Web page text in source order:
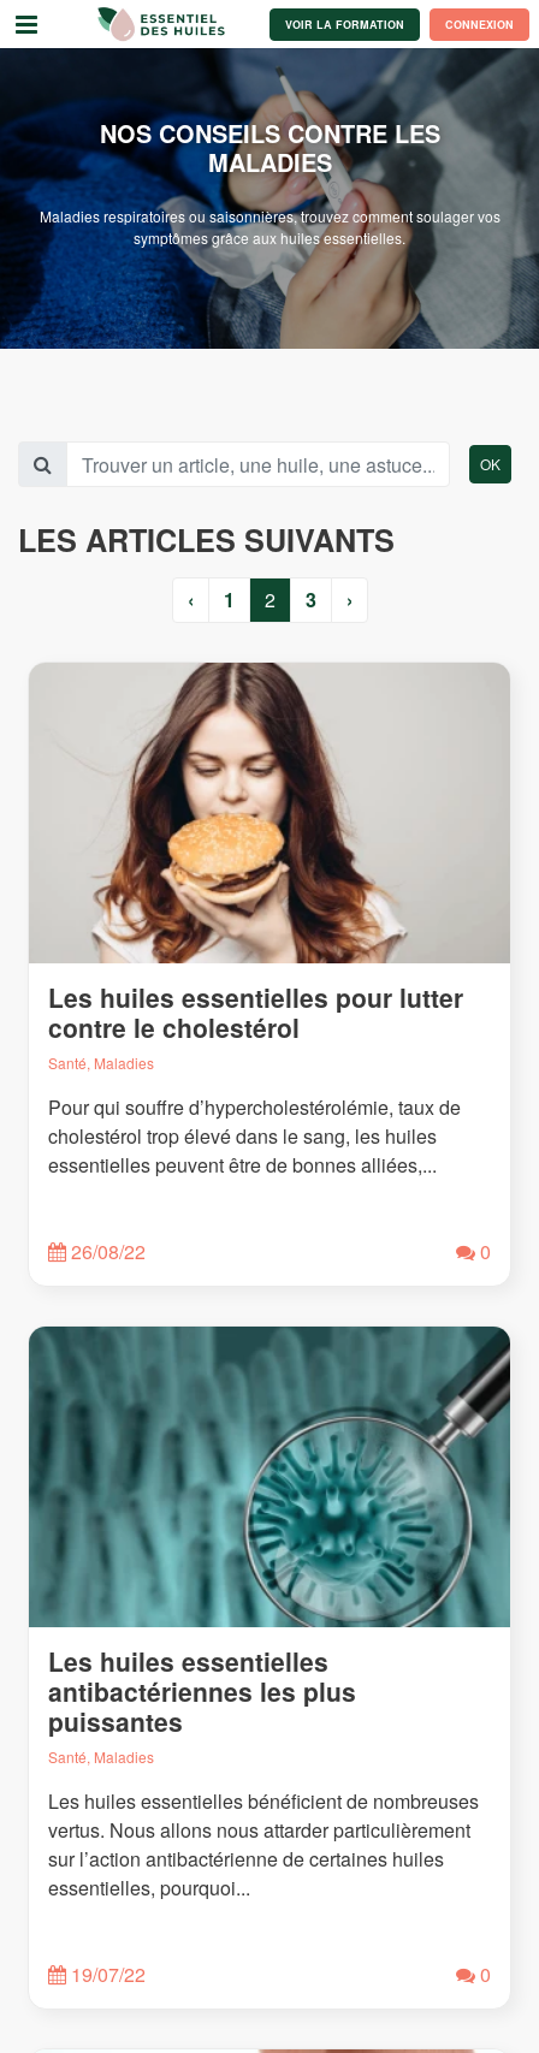
VOIR LA FORMATION CONNEXION
NOS CONSEILS CONTRE LES
MALADIES
Maladies respiratoires ou saisonnières, trouvez comment soulager vos
symptômes grâce aux huiles essentielles.
OK
LES ARTICLES SUIVANTS
‹ 1 2 3 ›
Les huiles essentielles pour lutter
contre le cholestérol
Santé, Maladies
Pour qui souffre d’hypercholestérolémie, taux de
cholestérol trop élevé dans le sang, les huiles
essentielles peuvent être de bonnes alliées,...
26/08/22 0
Les huiles essentielles
antibactériennes les plus
puissantes
Santé, Maladies
Les huiles essentielles bénéficient de nombreuses
vertus. Nous allons nous attarder particulièrement
sur l’action antibactérienne de certaines huiles
essentielles, pourquoi...
19/07/22 0